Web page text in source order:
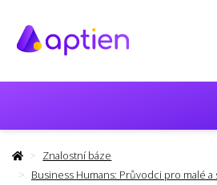
Znalostní báze
Business Humans: Průvodci pro malé